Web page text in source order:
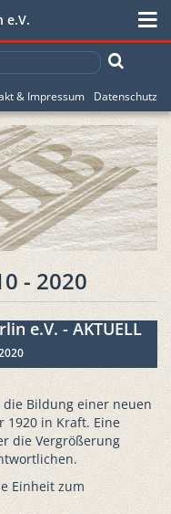
e.V.
& Impressum Datenschutz
- 2020
e.V. - AKTUELL
die Bildung einer neuen
1920 in Kraft. Eine
die Vergrößerung
Einheit zum